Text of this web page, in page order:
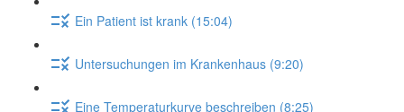
Ein Patient ist krank (15:04)
Untersuchungen im Krankenhaus (9:20)
Eine Temperaturkurve beschreiben (8:25)